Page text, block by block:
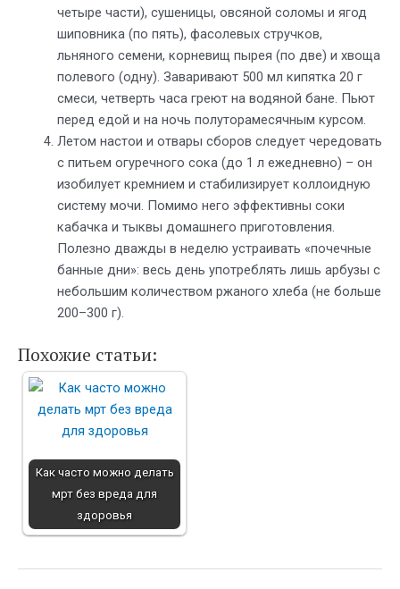
четыре части), сушеницы, овсяной соломы и ягод
шиповника (по пять), фасолевых стручков,
льняного семени, корневищ пырея (по две) и хвоща
полевого (одну). Заваривают 500 мл кипятка 20 г
смеси, четверть часа греют на водяной бане. Пьют
перед едой и на ночь полуторамесячным курсом.
Летом настои и отвары сборов следует чередовать
с питьем огуречного сока (до 1 л ежедневно) – он
изобилует кремнием и стабилизирует коллоидную
систему мочи. Помимо него эффективны соки
кабачка и тыквы домашнего приготовления.
Полезно дважды в неделю устраивать «почечные
банные дни»: весь день употреблять лишь арбузы с
небольшим количеством ржаного хлеба (не больше
200–300 г).
Похожие статьи:
Как часто можно делать
мрт без вреда для
здоровья